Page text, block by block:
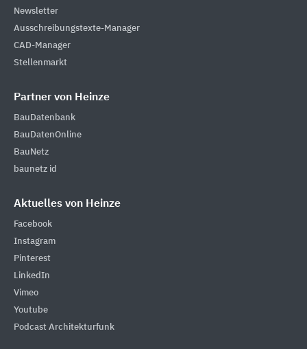
Newsletter
Ausschreibungstexte-Manager
CAD-Manager
Stellenmarkt
Partner von Heinze
BauDatenbank
BauDatenOnline
BauNetz
baunetz id
Aktuelles von Heinze
Facebook
Instagram
Pinterest
LinkedIn
Vimeo
Youtube
Podcast Architekturfunk